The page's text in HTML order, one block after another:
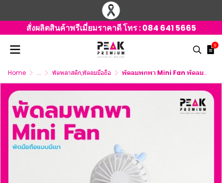
สั่งผลิตสินค้าพรีเมี่ยมราคาดี โทร :084 641 5665
0
Home ... พัดพลาสติก,พัดลมมือถือ พัดลมพกพา Mini Fan พัดลมมือถือแบบมีเขา พร้อมพิมพ์โลโก้